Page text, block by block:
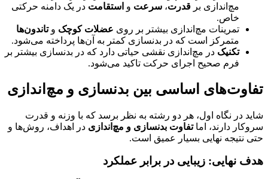
مچ‌اندازی بر قدرت، سرعت و استقامت در یک دامنه حرکتی
خاص.
تمرینات مچ‌اندازی بیشتر بر روی عضلات کوچک وتاندون‌ها
متمرکز است که در بدنسازی کمتر به آن‌ها پرداخته می‌شود.
تکنیک در مچ‌اندازی نقشی حیاتی دارد که در بدنسازی بیشتر بر
فرم صحیح اجرای حرکت تاکید می‌شود.
تفاوت‌های اساسی بین بدنسازی و مچ‌اندازی
شاید در نگاه اول، هر دو رشته به نظر برسد که با وزنه و قدرت
سروکار دارند، اماتفاوت بدنسازی و مچ‌اندازی در اهداف، روش‌ها و
حتی نتیجه نهایی بسیار عمیق است.
هدف نهایی: زیبایی در برابر عملکرد